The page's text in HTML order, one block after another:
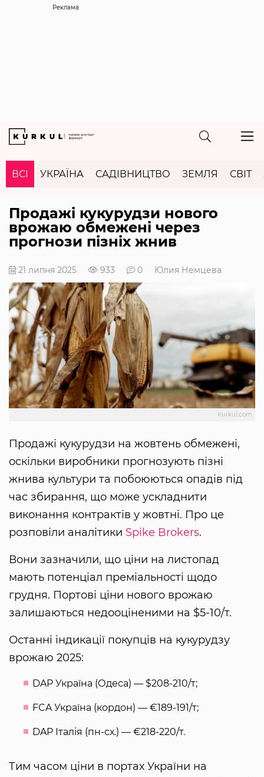
Реклама
ВСІ УКРАЇНА САДІВНИЦТВО ЗЕМЛЯ СВІТ
Продажі кукурудзи нового
врожаю обмежені через
прогнози пізніх жнив
21 липня 2025 933 0 Юлия Немцева
Kurkul.com
Продажі кукурудзи на жовтень обмежені,
оскільки виробники прогнозують пізні
жнива культури та побоюються опадів під
час збирання, що може ускладнити
виконання контрактів у жовтні. Про це
розповіли аналітики Spike Brokers.
Вони зазначили, що ціни на листопад
мають потенціал преміальності щодо
грудня. Портові ціни нового врожаю
залишаються недооціненими на $5-10/т.
Останні індикації покупців на кукурудзу
врожаю 2025:
DAP Україна (Одеса) — $208-210/т;
FCA Україна (кордон) — €189-191/т;
DAP Італія (пн-сх.) — €218-220/т.
Тим часом ціни в портах України на